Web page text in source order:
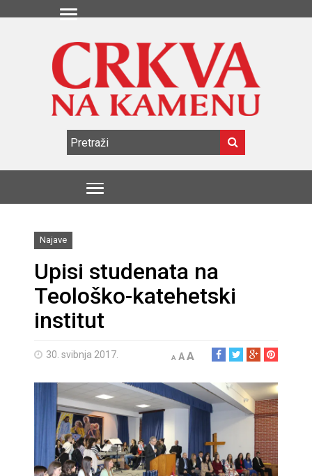
Najave
Upisi studenata na
Teološko-katehetski
institut
30. svibnja 2017. A AA